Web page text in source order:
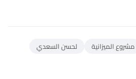
مشروع الميزانية
لحسن السعدي